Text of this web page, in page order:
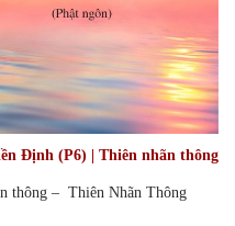
Định (P6) | Thiên nhãn thông
thông – Thiên Nhãn Thông